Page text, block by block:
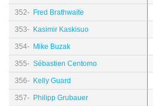
352- Fred Brathwaite
353- Kasimir Kaskisuo
354- Mike Buzak
355- Sébastien Centomo
356- Kelly Guard
357- Philipp Grubauer